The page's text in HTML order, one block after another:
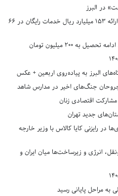
در البرز
رکوردزنی در عدالت درمانی البرز؛ ارائه ۱۵۳ میلیارد ریال خدمات رایگان در ۶۶
به ۲۰۰ میلیون تومان
البرز به پیاده‌روی اربعین + عکس
جنگ‌های اخیر در مدارس شاهد
مشارکت اقتصادی زنان
جدید تهران
در رایزنی کایا کالاس با وزیر خارجه
انرژی و زیرساخت‌ها میان ایران و
به مراحل پایانی رسید